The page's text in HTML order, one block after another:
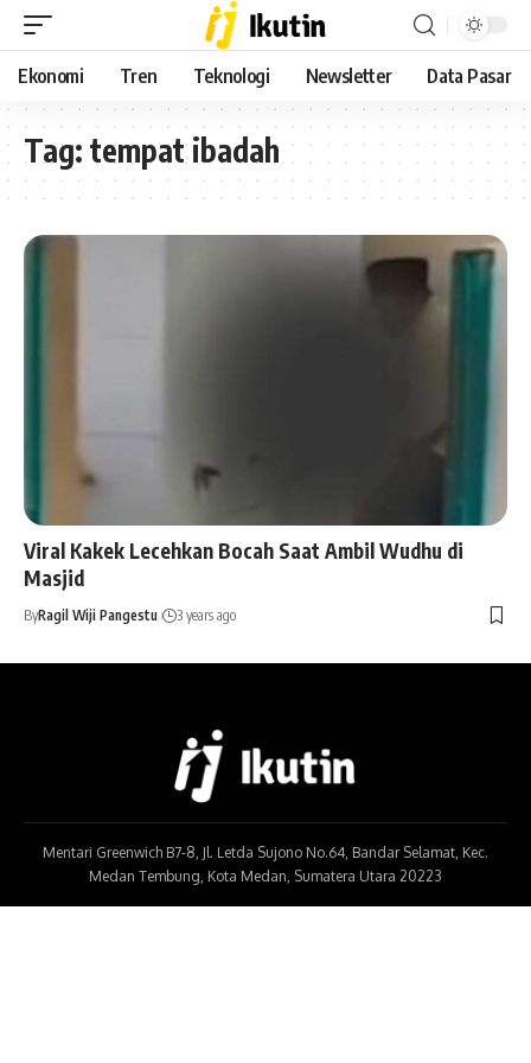
Ekonomi Tren Teknologi Newsletter Data Pasar
Tag: tempat ibadah
Viral Kakek Lecehkan Bocah Saat Ambil Wudhu di
Masjid
ByRagil Wiji Pangestu 3 years ago
Mentari Greenwich B7-8, Jl. Letda Sujono No.64, Bandar Selamat, Kec.
Medan Tembung, Kota Medan, Sumatera Utara 20223